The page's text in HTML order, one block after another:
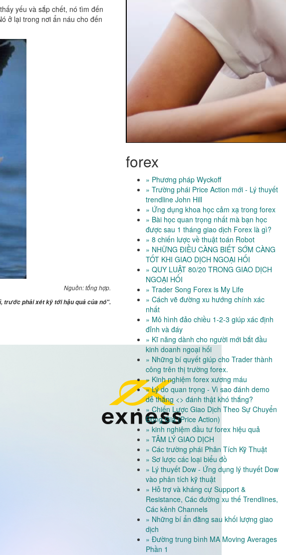
yếu và sắp chết, nó tìm đến
ở lại trong nơi ẩn náu cho đến
Nguồn: tổng hợp.
trước phải xét kỹ tới hậu quả của nó".
forex
» Phương pháp Wyckoff
» Trường phái Price Action mới - Lý thuyết
trendline John Hill
» Ứng dụng khoa học cảm xạ trong forex
» Bài học quan trọng nhất mà bạn học
được sau 1 tháng giao dịch Forex là gì?
» 8 chiến lược về thuật toán Robot
» NHỮNG ĐIỀU CÀNG BIẾT SỚM CÀNG
TỐT KHI GIAO DỊCH NGOẠI HỐI
» QUY LUẬT 80/20 TRONG GIAO DỊCH
NGOẠI HỐI
» Trader Song Forex is My Life
» Cách vẽ đường xu hướng chính xác
nhất
» Mô hình đảo chiều 1-2-3 giúp xác định
đỉnh và đáy
» Kĩ năng dành cho người mới bắt đầu
kinh doanh ngoại hối
» Những bí quyết giúp cho Trader thành
công trên thị trường forex.
» Kinh nghiệm forex xương máu
» Lý do quan trọng - Vì sao đánh demo
dễ thắng <> đánh thật khó thắng?
» Chiến Lược Giao Dịch Theo Sự Chuyển
Động Giá (Price Action)
» kinh nghiệm đầu tư forex hiệu quả
» TÂM LÝ GIAO DỊCH
» Các trường phái Phân Tích Kỹ Thuật
» Sơ lược các loại biểu đồ
» Lý thuyết Dow - Ứng dụng lý thuyết Dow
vào phân tích kỹ thuật
» Hỗ trợ và kháng cự Support &
Resistance, Các đường xu thế Trendlines,
Các kênh Channels
» Những bí ẩn đằng sau khối lượng giao
dịch
» Đường trung bình MA Moving Averages
Phần 1